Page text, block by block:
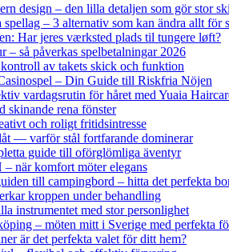
design – den lilla detaljen som gör stor
spellag – 3 alternativ som kan ändra allt för
Har jeres værksted plads til tungere løft?
– så påverkas spelbetalningar 2026
av takets skick och funktion
– Din Guide till Riskfria Nöjen
vardagsrutin för håret med Yuaia
skinande rena fönster
och roligt fritidsintresse
— varför stål fortfarande dominerar
guide till oförglömliga äventyr
när komfort möter elegans
till campingbord – hitta det perfekta
kroppen under behandling
instrumentet med stor personlighet
– möten mitt i Sverige med perfekta
är det perfekta valet för ditt hem?